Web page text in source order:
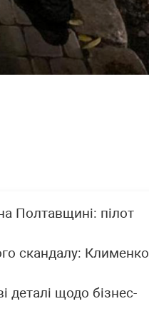
Полтавщині: пілот
скандалу: Клименко
деталі щодо бізнес-